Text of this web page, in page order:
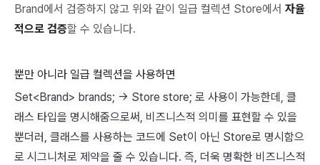
Brand에서 검증하지 않고 위와 같이 일급 컬렉션 Store에서 자율
적으로 검증할 수 있습니다.
뿐만 아니라 일급 컬렉션을 사용하면
Set<Brand> brands; -> Store store; 로 사용이 가능한데, 클
래스 타입을 명시해줌으로써, 비즈니스적 의미를 표현할 수 있을
뿐더러, 클래스를 사용하는 코드에 Set이 아닌 Store로 명시함으
로 시그니처로 제약을 줄 수 있습니다. 즉, 더욱 명확한 비즈니스적